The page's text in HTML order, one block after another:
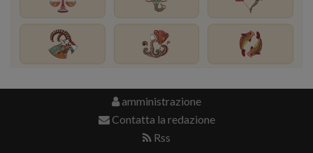
amministrazione
Contatta la redazione
Rss